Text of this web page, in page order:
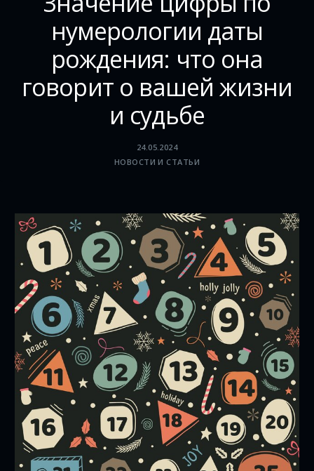
нумерологии даты
рождения: что она
говорит о вашей жизни
и судьбе
24.05.2024
НОВОСТИ И СТАТЬИ